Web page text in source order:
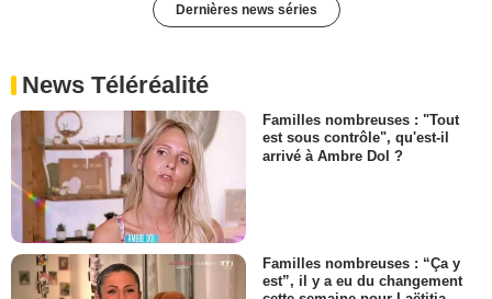
Dernières news séries
News Téléréalité
Familles nombreuses : "Tout
est sous contrôle", qu'est-il
arrivé à Ambre Dol ?
Familles nombreuses : “Ça y
est”, il y a eu du changement